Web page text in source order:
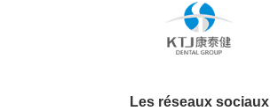
Les réseaux sociaux